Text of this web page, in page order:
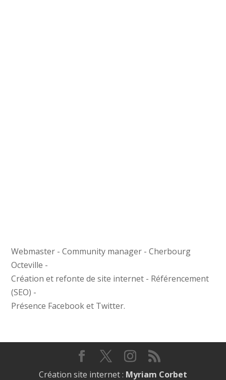
Webmaster - Community manager - Cherbourg
Octeville -
Création et refonte de site internet - Référencement
(SEO) -
Présence Facebook et Twitter.
Création site internet : Myriam Corbet